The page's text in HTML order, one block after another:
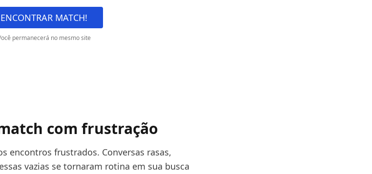
ENCONTRAR MATCH!
permanecerá no mesmo site
com frustração
encontros frustrados. Conversas rasas,
vazias se tornaram rotina em sua busca